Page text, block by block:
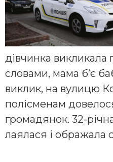
дівчинка викликала
словами, мама б’є
виклик, на вулицю
полісменам
громадянок. 32-
лаялася і ображала